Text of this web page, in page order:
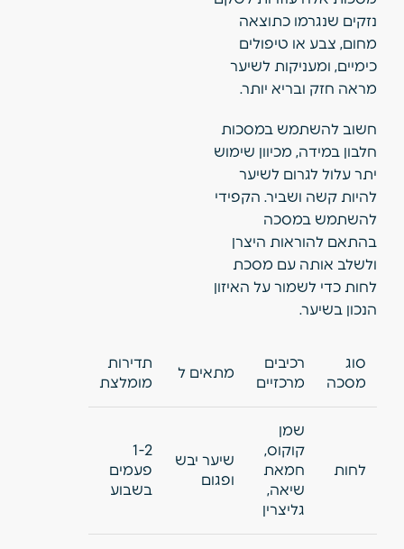
נזקים שנגרמו כתוצאה
מחום, צבע או טיפולים
כימיים, ומעניקות לשיער
מראה חזק ובריא יותר.
חשוב להשתמש במסכות
חלבון במידה, מכיוון שימוש
יתר עלול לגרום לשיער
להיות קשה ושביר. הקפידי
להשתמש במסכה
בהתאם להוראות היצרן
ולשלב אותה עם מסכת
לחות כדי לשמור על האיזון
הנכון בשיער.
סוג
מסכה
רכיבים
מרכזיים
מתאים ל
תדירות
מומלצת
לחות
שמן
קוקוס,
חמאת
שיאה,
גליצרין
שיער יבש
ופגום
1-2
פעמים
בשבוע